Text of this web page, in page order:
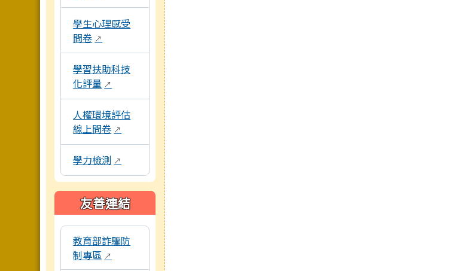
學生心理感受
問卷 ↗
學習扶助科技
化評量 ↗
人權環境評估
線上問卷 ↗
學力檢測 ↗
友善連結
本區域包含外部學習資源連結，點擊後皆會另開視窗。
教育部詐騙防
制專區 ↗